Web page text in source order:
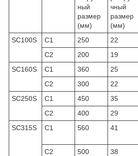
ный
размер
(мм)
чный
размер
(мм)
SC100S C1 250 22
C2
200 19
SC160S
C1 360 25
C2
300 22
SC250S
C1 450 35
C2
400 29
SC315S
C1 560 41
C2
500 38